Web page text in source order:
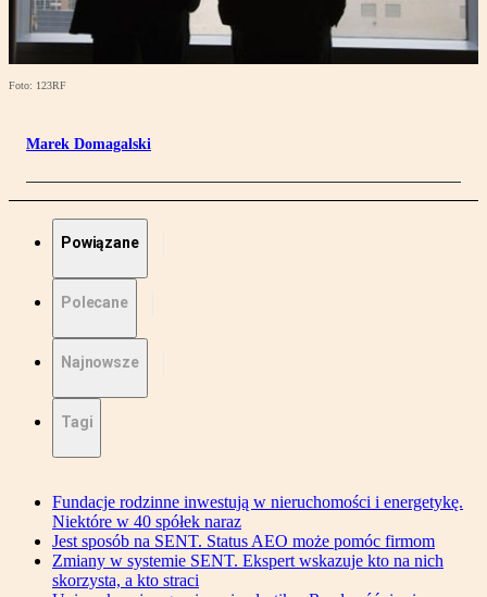
Foto: 123RF
Marek Domagalski
Powiązane
Polecane
Najnowsze
Tagi
Fundacje rodzinne inwestują w nieruchomości i energetykę.
Niektóre w 40 spółek naraz
Jest sposób na SENT. Status AEO może pomóc firmom
Zmiany w systemie SENT. Ekspert wskazuje kto na nich
skorzysta, a kto straci